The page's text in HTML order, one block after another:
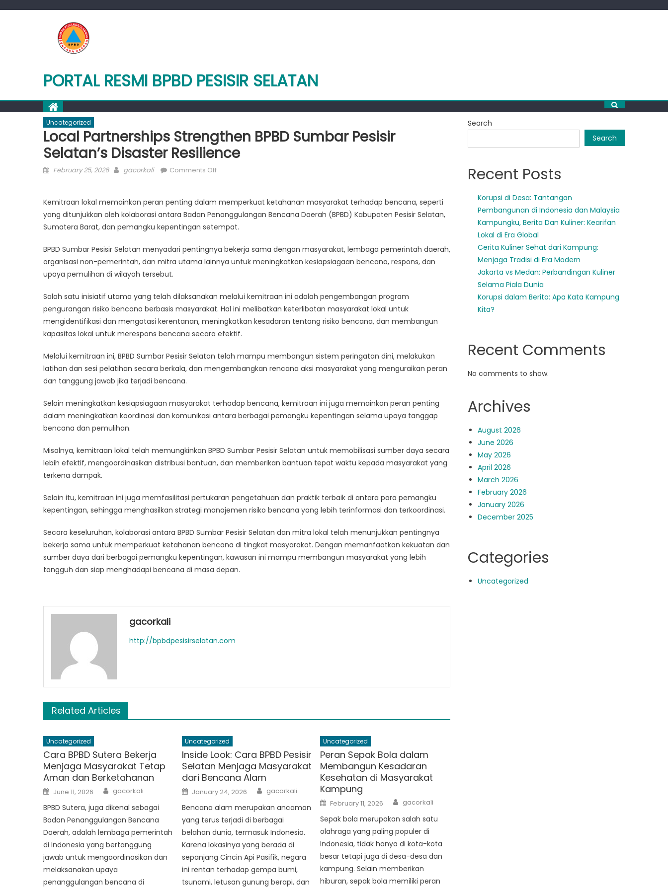
PORTAL RESMI BPBD PESISIR SELATAN
Uncategorized
Local Partnerships Strengthen BPBD Sumbar Pesisir
Selatan’s Disaster Resilience
Posted
February 25, 2026 Author
gacorkali Comments Offon
Strengthen
BPBD
Sumbar
Selatan’s
Disaster
Kemitraan lokal memainkan peran penting dalam memperkuat ketahanan masyarakat terhadap bencana, seperti
yang ditunjukkan oleh kolaborasi antara Badan Penanggulangan Bencana Daerah (BPBD) Kabupaten Pesisir Selatan,
Sumatera Barat, dan pemangku kepentingan setempat.
BPBD Sumbar Pesisir Selatan menyadari pentingnya bekerja sama dengan masyarakat, lembaga pemerintah daerah,
organisasi non-pemerintah, dan mitra utama lainnya untuk meningkatkan kesiapsiagaan bencana, respons, dan
upaya pemulihan di wilayah tersebut.
Salah satu inisiatif utama yang telah dilaksanakan melalui kemitraan ini adalah pengembangan program
pengurangan risiko bencana berbasis masyarakat. Hal ini melibatkan keterlibatan masyarakat lokal untuk
mengidentifikasi dan mengatasi kerentanan, meningkatkan kesadaran tentang risiko bencana, dan membangun
kapasitas lokal untuk merespons bencana secara efektif.
Melalui kemitraan ini, BPBD Sumbar Pesisir Selatan telah mampu membangun sistem peringatan dini, melakukan
latihan dan sesi pelatihan secara berkala, dan mengembangkan rencana aksi masyarakat yang menguraikan peran
dan tanggung jawab jika terjadi bencana.
Selain meningkatkan kesiapsiagaan masyarakat terhadap bencana, kemitraan ini juga memainkan peran penting
dalam meningkatkan koordinasi dan komunikasi antara berbagai pemangku kepentingan selama upaya tanggap
bencana dan pemulihan.
Misalnya, kemitraan lokal telah memungkinkan BPBD Sumbar Pesisir Selatan untuk memobilisasi sumber daya secara
lebih efektif, mengoordinasikan distribusi bantuan, dan memberikan bantuan tepat waktu kepada masyarakat yang
terkena dampak.
Selain itu, kemitraan ini juga memfasilitasi pertukaran pengetahuan dan praktik terbaik di antara para pemangku
kepentingan, sehingga menghasilkan strategi manajemen risiko bencana yang lebih terinformasi dan terkoordinasi.
Secara keseluruhan, kolaborasi antara BPBD Sumbar Pesisir Selatan dan mitra lokal telah menunjukkan pentingnya
bekerja sama untuk memperkuat ketahanan bencana di tingkat masyarakat. Dengan memanfaatkan kekuatan dan
sumber daya dari berbagai pemangku kepentingan, kawasan ini mampu membangun masyarakat yang lebih
tangguh dan siap menghadapi bencana di masa depan.
gacorkali
http://bpbdpesisirselatan.com
Related Articles
Uncategorized
Cara BPBD Sutera Bekerja
Menjaga Masyarakat Tetap
Aman dan Berketahanan
Posted
on
June 11, 2026 Author
gacorkali
BPBD Sutera, juga dikenal sebagai
Badan Penanggulangan Bencana
Daerah, adalah lembaga pemerintah
di Indonesia yang bertanggung
jawab untuk mengoordinasikan dan
melaksanakan upaya
penanggulangan bencana di
Uncategorized
Inside Look: Cara BPBD Pesisir
Selatan Menjaga Masyarakat
dari Bencana Alam
Posted
on
January 24, 2026 Author
gacorkali
Bencana alam merupakan ancaman
yang terus terjadi di berbagai
belahan dunia, termasuk Indonesia.
Karena lokasinya yang berada di
sepanjang Cincin Api Pasifik, negara
ini rentan terhadap gempa bumi,
tsunami, letusan gunung berapi, dan
Uncategorized
Peran Sepak Bola dalam
Membangun Kesadaran
Kesehatan di Masyarakat
Kampung
Posted
on
February 11, 2026 Author
gacorkali
Sepak bola merupakan salah satu
olahraga yang paling populer di
Indonesia, tidak hanya di kota-kota
besar tetapi juga di desa-desa dan
kampung. Selain memberikan
hiburan, sepak bola memiliki peran
Search
Search
Recent Posts
Korupsi di Desa: Tantangan
Pembangunan di Indonesia dan Malaysia
Kampungku, Berita Dan Kuliner: Kearifan
Lokal di Era Global
Cerita Kuliner Sehat dari Kampung:
Menjaga Tradisi di Era Modern
Jakarta vs Medan: Perbandingan Kuliner
Selama Piala Dunia
Korupsi dalam Berita: Apa Kata Kampung
Kita?
Recent Comments
No comments to show.
Archives
August 2026
June 2026
May 2026
April 2026
March 2026
February 2026
January 2026
December 2025
Categories
Uncategorized